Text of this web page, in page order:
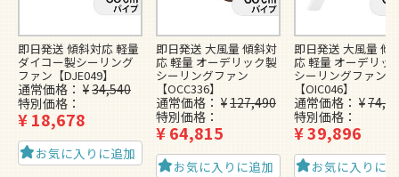
即日発送 傾斜対応 軽量
ダイコー製シーリング
ファン【DJE049】
通常価格 ¥34,540
特別価格
¥18,678
お気に入りに追加
即日発送 大風量 傾斜対
応 軽量 オーデリック製
シーリングファン
【OCC336】
通常価格 ¥127,490
特別価格
¥64,815
お気に入りに追加
即日発送 大風量 傾
応 軽量 オーデリッ
シーリングファン
【OIC046】
通常価格 ¥
特別価格
¥39,896
お気に入りに